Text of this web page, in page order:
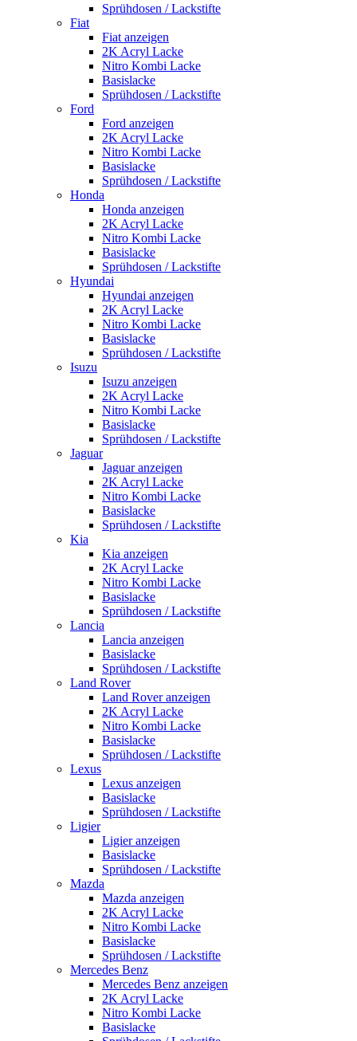
Sprühdosen / Lackstifte
Fiat
Fiat anzeigen
2K Acryl Lacke
Nitro Kombi Lacke
Basislacke
Sprühdosen / Lackstifte
Ford
Ford anzeigen
2K Acryl Lacke
Nitro Kombi Lacke
Basislacke
Sprühdosen / Lackstifte
Honda
Honda anzeigen
2K Acryl Lacke
Nitro Kombi Lacke
Basislacke
Sprühdosen / Lackstifte
Hyundai
Hyundai anzeigen
2K Acryl Lacke
Nitro Kombi Lacke
Basislacke
Sprühdosen / Lackstifte
Isuzu
Isuzu anzeigen
2K Acryl Lacke
Nitro Kombi Lacke
Basislacke
Sprühdosen / Lackstifte
Jaguar
Jaguar anzeigen
2K Acryl Lacke
Nitro Kombi Lacke
Basislacke
Sprühdosen / Lackstifte
Kia
Kia anzeigen
2K Acryl Lacke
Nitro Kombi Lacke
Basislacke
Sprühdosen / Lackstifte
Lancia
Lancia anzeigen
Basislacke
Sprühdosen / Lackstifte
Land Rover
Land Rover anzeigen
2K Acryl Lacke
Nitro Kombi Lacke
Basislacke
Sprühdosen / Lackstifte
Lexus
Lexus anzeigen
Basislacke
Sprühdosen / Lackstifte
Ligier
Ligier anzeigen
Basislacke
Sprühdosen / Lackstifte
Mazda
Mazda anzeigen
2K Acryl Lacke
Nitro Kombi Lacke
Basislacke
Sprühdosen / Lackstifte
Mercedes Benz
Mercedes Benz anzeigen
2K Acryl Lacke
Nitro Kombi Lacke
Basislacke